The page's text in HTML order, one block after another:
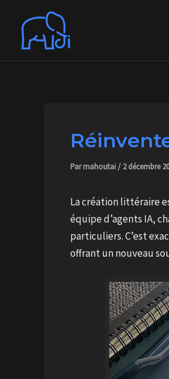
contenu
Parmahoutai/ 2 décembre
La création littéraire
équipe d’agents IA,
particuliers. C’est
offrant un nouveau